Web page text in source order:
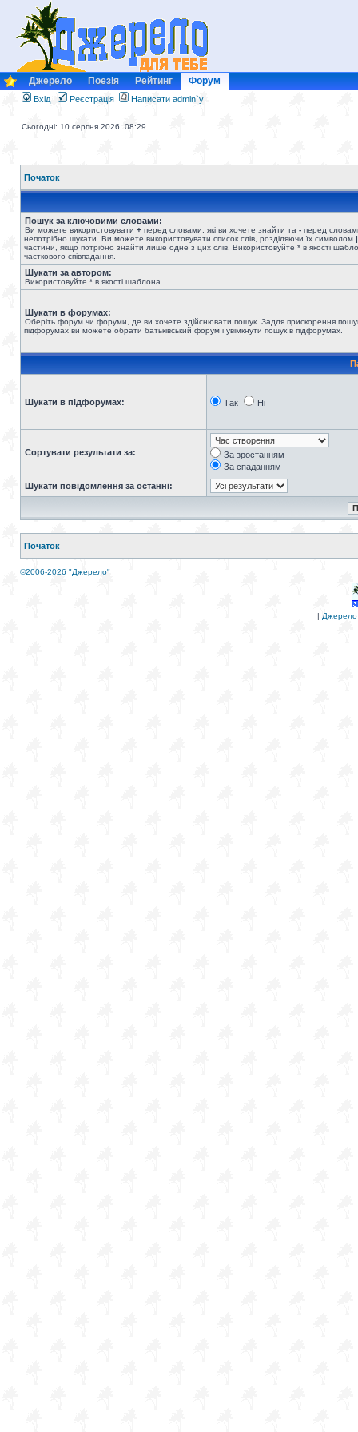
Джерело Поезія Рейтинг Форум
Вхід Реєстрація Написати admin`у
Сьогодні: 10 серпня 2026, 08:29
Початок
Пошук за ключовими словами:
Ви можете використовувати + перед словами, які ви хочете знайти та - перед
непотрібно шукати. Ви можете використовувати список слів, розділяючи їх символом |
частини, якщо потрібно знайти лише одне з цих слів. Використовуйте * в якості
часткового співпадання.
Шукати за автором:
Використовуйте * в якості шаблона
Шукати в форумах:
Оберіть форум чи форуми, де ви хочете здійснювати пошук. Задля прискорення
підфорумах ви можете обрати батьківський форум і увімкнути пошук в підфорумах.
Шукати в підфорумах: Так Ні
Сортувати результати за:
За зростанням
За спаданням
Шукати повідомлення за останні:
Початок
©2006-2026 "Джерело"
| Джерело